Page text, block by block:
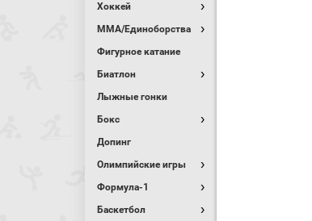
Хоккей
MMA/Единоборства
Фигурное катание
Биатлон
Лыжные гонки
Бокс
Допинг
Олимпийские игры
Формула-1
Баскетбол